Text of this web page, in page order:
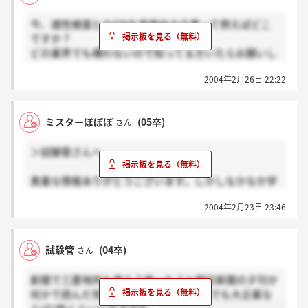
今、適性検査とかSPIを実施中の企業って例えばどこ
ですか？
どの業界でも構わないので知ってる方いたらお願いし
2004年2月26日 22:22
ミスターぽぽぽ さん (05卒)
＞試験管さんへ
貴重な情報ありがとうございます。しかしなかなか学
やりかたを書き込んではいただけないでしょうか？
2004年2月23日 23:46
試験管 さん (04卒)
新聞で三菱地所も使う？使った？と朝日新聞の夕刊か
何かで読んだ気がします。1割は大げさでも大企業な